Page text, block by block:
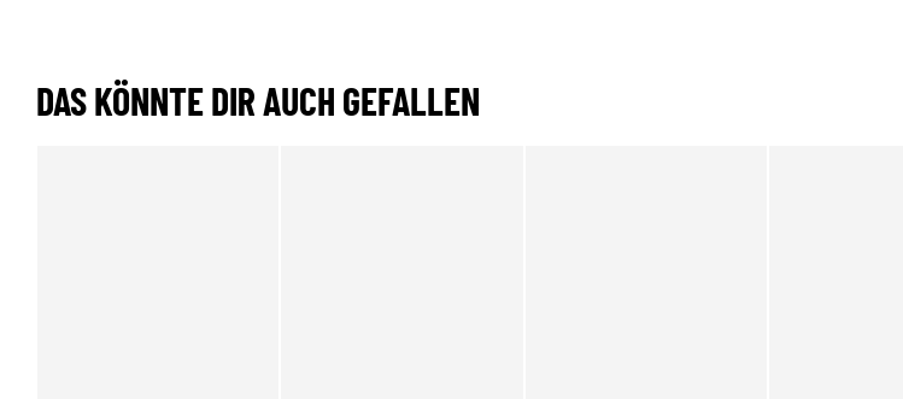
DAS KÖNNTE DIR AUCH GEFALLEN